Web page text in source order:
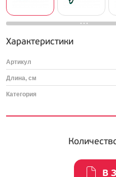
Характеристики
Артикул
Длина, см
Категория
В